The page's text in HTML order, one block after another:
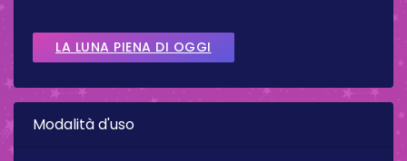
LA LUNA PIENA DI OGGI
Modalità d'uso